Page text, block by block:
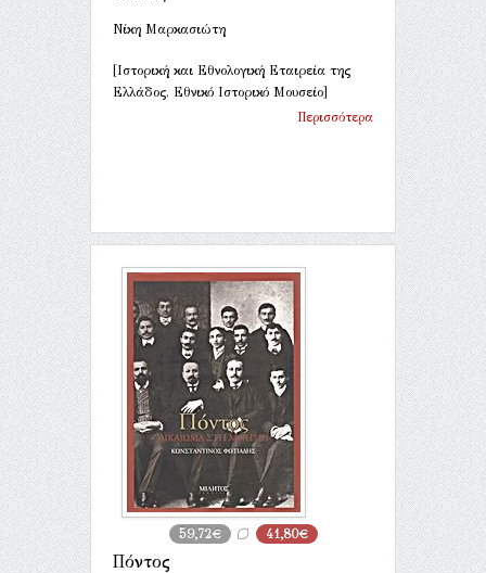
Νίκη Μαρκασιώτη
[Ιστορική και Εθνολογική Εταιρεία της
Ελλάδος. Εθνικό Ιστορικό Μουσείο]
Περισσότερα
59,72€ 41,80€
Πόντος